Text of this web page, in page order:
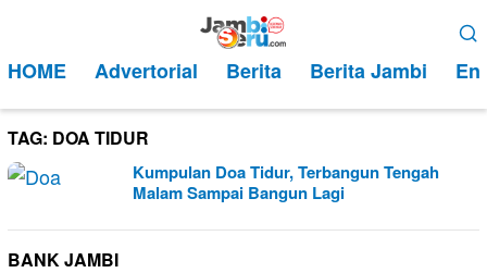
kontenMobile
HOME Advertorial Berita Berita Jambi
TAG: DOA TIDUR
Kumpulan Doa Tidur, Terbangun Tengah
Malam Sampai Bangun Lagi
BANK JAMBI